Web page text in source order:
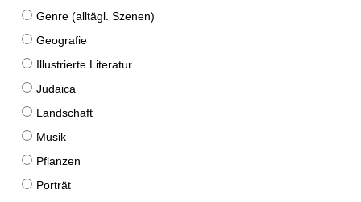
Genre (alltägl. Szenen)
Geografie
Illustrierte Literatur
Judaica
Landschaft
Musik
Pflanzen
Porträt